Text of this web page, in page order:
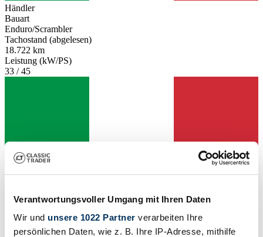
Verantwortungsvoller Umgang mit Ihren Daten
Wir und unsere 1022 Partner verarbeiten Ihre
persönlichen Daten, wie z. B. Ihre IP-Adresse, mithilfe
Händler
Bauart
Enduro/Scrambler
Tachostand (abgelesen)
18.722 km
Leistung (kW/PS)
33 / 45